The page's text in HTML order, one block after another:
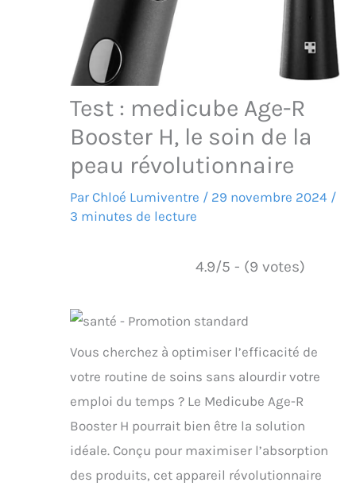
Test : medicube Age-R
Booster H, le soin de la
peau révolutionnaire
Par Chloé Lumiventre / 29 novembre 2024 /
3 minutes de lecture
4.9/5 - (9 votes)
Vous cherchez à optimiser l’efficacité de
votre routine de soins sans alourdir votre
emploi du temps ? Le Medicube Age-R
Booster H pourrait bien être la solution
idéale. Conçu pour maximiser l’absorption
des produits, cet appareil révolutionnaire